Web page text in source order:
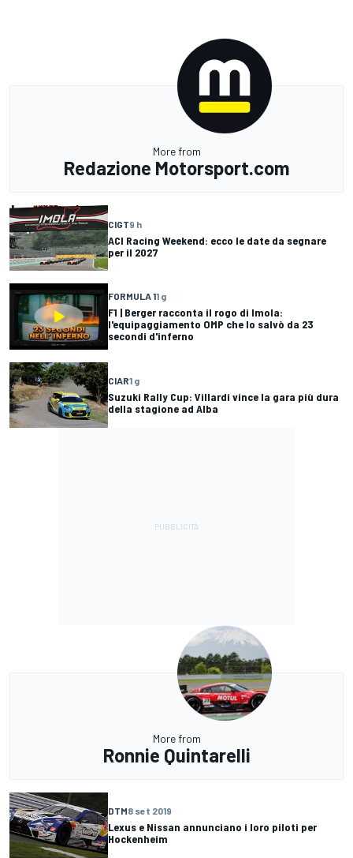
More from
Redazione Motorsport.com
CIGT9 h
ACI Racing Weekend: ecco le date da segnare
per il 2027
FORMULA 11 g
F1 | Berger racconta il rogo di Imola:
l'equipaggiamento OMP che lo salvò da 23
secondi d'inferno
CIAR1 g
Suzuki Rally Cup: Villardi vince la gara più dura
della stagione ad Alba
More from
Ronnie Quintarelli
DTM8 set 2019
Lexus e Nissan annunciano i loro piloti per
Hockenheim